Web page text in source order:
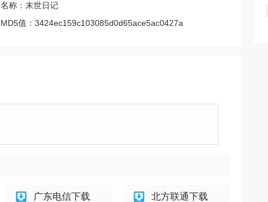
名称： 末世日记
MD5值： 3424ec159c103085d0d65ace5ac0427a
广东电信下载 北方联通下载